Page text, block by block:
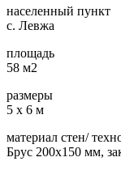
населенный пункт
с. Левжа
площадь
58 м2
размеры
5 х 6 м
материал стен/
Брус 200х150 мм,